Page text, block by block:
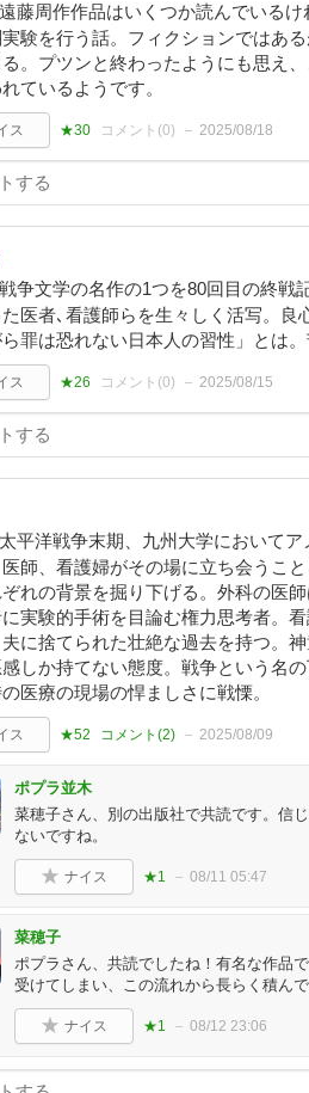
遠藤周作作品はいくつか読んでいる
験を行う話。フィクションではあ
。プツンと終わったようにも思え
ているようです。
ス ★30 コメント(0) 2025/08/18
戦争文学の名作の1つを80回目の終戦
医者､看護師らを生々しく活写。
罪は恐れない日本人の習性」とは
ス ★26 コメント(0) 2025/08/15
太平洋戦争末期、九州大学において
師、看護婦がその場に立ち会うこ
れの背景を掘り下げる。外科の医
実験的手術を目論む権力思考者。
に捨てられた壮絶な過去を持つ。
しか持てない態度。戦争という名
医療の現場の悍ましさに戦慄。
ス ★52 コメント(2) 2025/08/09
ポプラ並木
菜穂子さん、別の出版社で共読です。信
ないですね。
ナイス ★1 08/11 05:47
菜穂子
ポプラさん、共読でしたね！有名な作品
受けてしまい、この流れから長らく積ん
ナイス ★1 08/12 23:06